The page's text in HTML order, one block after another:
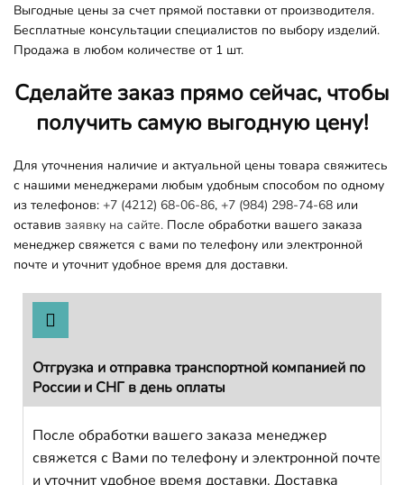
Выгодные цены за счет прямой поставки от производителя.
Бесплатные консультации специалистов по выбору изделий.
Продажа в любом количестве от 1 шт.
Сделайте заказ прямо сейчас, чтобы
получить самую выгодную цену!
Для уточнения наличие и актуальной цены товара свяжитесь
с нашими менеджерами любым удобным способом по одному
из телефонов: +7 (4212) 68-06-86, +7 (984) 298-74-68 или
оставив заявку на сайте. После обработки вашего заказа
менеджер свяжется с вами по телефону или электронной
почте и уточнит удобное время для доставки.
Отгрузка и отправка транспортной компанией по
России и СНГ в день оплаты
После обработки вашего заказа менеджер
свяжется с Вами по телефону и электронной почте
и уточнит удобное время доставки. Доставка